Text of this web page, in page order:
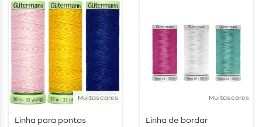
Muitas cores
Linha para pontos
Muitas cores
Linha de bordar